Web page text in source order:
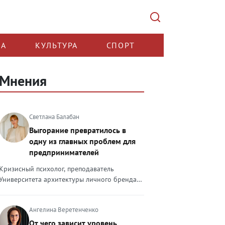
КУЛЬТУРА СПОРТ
Мнения
Светлана Балабан
Выгорание превратилось в
одну из главных проблем для
предпринимателей
Кризисный психолог, преподаватель
архитектуры личного бренда
и способах преодоления Выгорание в 2026
стало самой острой проблемой, однако
Ангелина Веретенченко
От чего зависит уровень